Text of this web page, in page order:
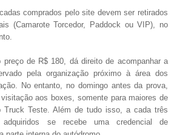
comprados pelo site devem ser retirados
(Camarote Torcedor, Paddock ou VIP), no
de R$ 180, dá direito de acompanhar a
pela organização próximo à área dos
No entanto, no domingo antes da prova,
aos boxes, somente para maiores de
Truck Teste. Além de tudo isso, a cada três
se recebe uma credencial de